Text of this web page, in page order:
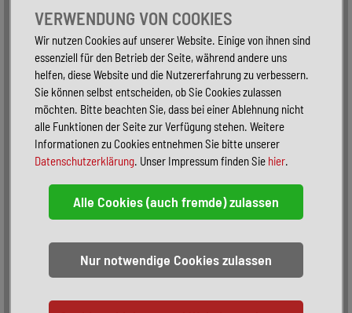
Sortieren:
VERWENDUNG VON COOKIES
Wir nutzen Cookies auf unserer Website. Einige von ihnen sind
essenziell für den Betrieb der Seite, während andere uns
helfen, diese Website und die Nutzererfahrung zu verbessern.
Sie können selbst entscheiden, ob Sie Cookies zulassen
möchten. Bitte beachten Sie, dass bei einer Ablehnung nicht
alle Funktionen der Seite zur Verfügung stehen. Weitere
Informationen zu Cookies entnehmen Sie bitte unserer
Datenschutzerklärung. Unser Impressum finden Sie hier.